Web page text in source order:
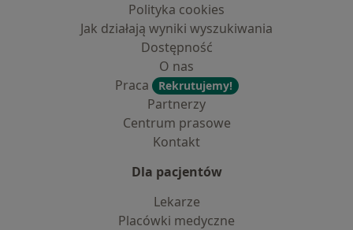
Polityka cookies
Jak działają wyniki wyszukiwania
Dostępność
O nas
Praca
Rekrutujemy!
Partnerzy
Centrum prasowe
Kontakt
Dla pacjentów
Lekarze
Placówki medyczne